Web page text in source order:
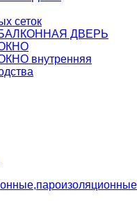
сеток
БАЛКОННАЯ ДВЕРЬ
ОКНО
внутренняя